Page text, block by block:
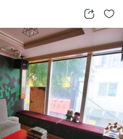
공유하기 찜하기